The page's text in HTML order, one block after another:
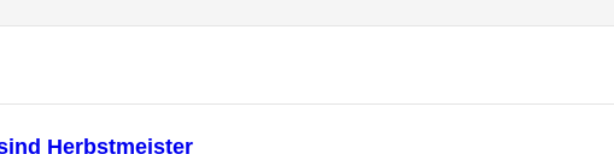
Herbstmeister